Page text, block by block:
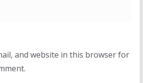
and website in this browser for